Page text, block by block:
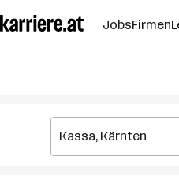
Seiteninhalt
springen
JobsFirmen